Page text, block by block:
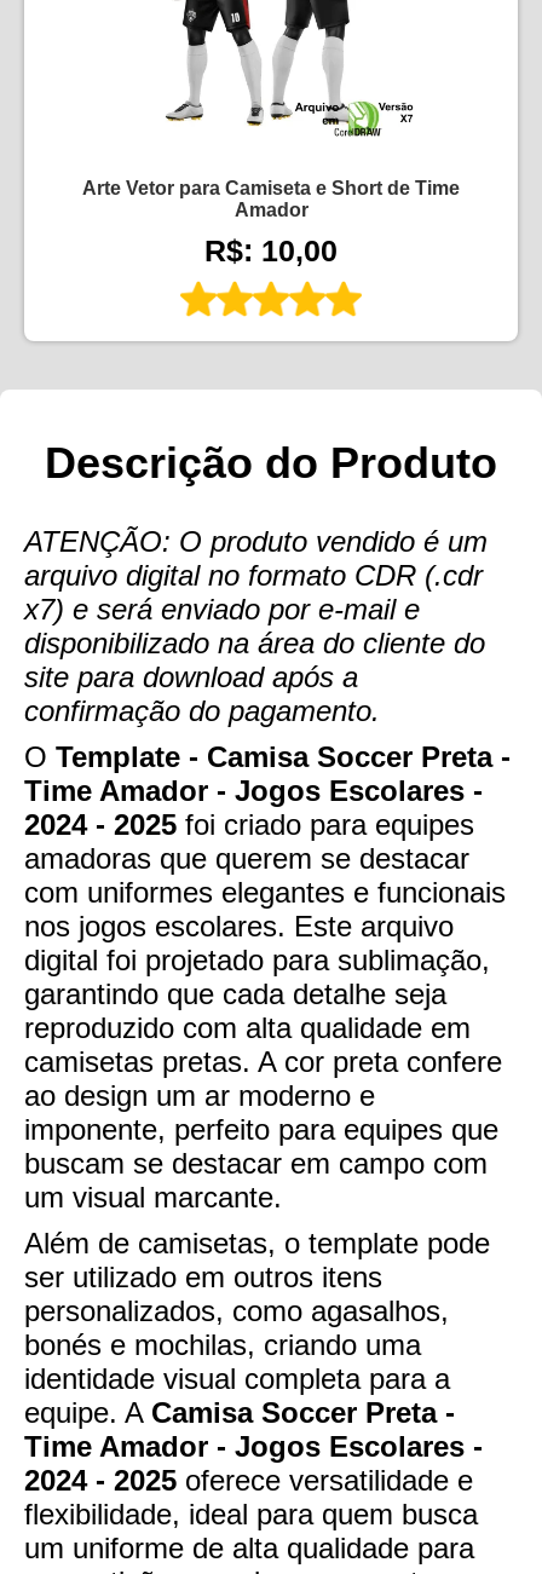
Arte Vetor para Camiseta e Short de Time
Amador
R$: 10,00
Descrição do Produto
ATENÇÃO: O produto vendido é um
arquivo digital no formato CDR (.cdr
x7) e será enviado por e-mail e
disponibilizado na área do cliente do
site para download após a
confirmação do pagamento.
O Template - Camisa Soccer Preta -
Time Amador - Jogos Escolares -
2024 - 2025 foi criado para equipes
amadoras que querem se destacar
com uniformes elegantes e funcionais
nos jogos escolares. Este arquivo
digital foi projetado para sublimação,
garantindo que cada detalhe seja
reproduzido com alta qualidade em
camisetas pretas. A cor preta confere
ao design um ar moderno e
imponente, perfeito para equipes que
buscam se destacar em campo com
um visual marcante.
Além de camisetas, o template pode
ser utilizado em outros itens
personalizados, como agasalhos,
bonés e mochilas, criando uma
identidade visual completa para a
equipe. A Camisa Soccer Preta -
Time Amador - Jogos Escolares -
2024 - 2025 oferece versatilidade e
flexibilidade, ideal para quem busca
um uniforme de alta qualidade para